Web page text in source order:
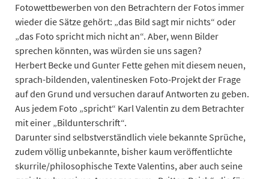
Fotowettbewerben von den Betrachtern der Fotos immer
wieder die Sätze gehört: „das Bild sagt mir nichts“ oder
„das Foto spricht mich nicht an“. Aber, wenn Bilder
sprechen könnten, was würden sie uns sagen?
Herbert Becke und Gunter Fette gehen mit diesem neuen,
sprach-bildenden, valentinesken Foto-Projekt der Frage
auf den Grund und versuchen darauf Antworten zu geben.
Aus jedem Foto „spricht“ Karl Valentin zu dem Betrachter
mit einer „Bildunterschrift“.
Darunter sind selbstverständlich viele bekannte Sprüche,
zudem völlig unbekannte, bisher kaum veröffentlichte
skurrile/philosophische Texte Valentins, aber auch seine